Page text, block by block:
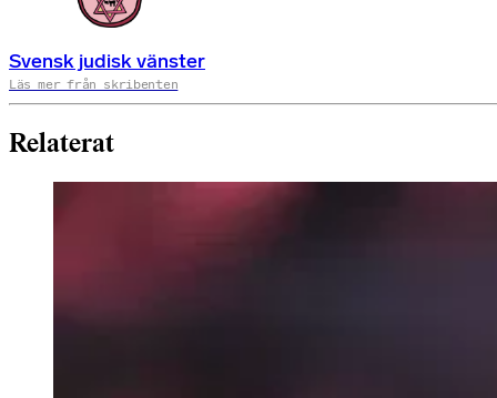
Svensk judisk vänster
Läs mer från skribenten
Relaterat